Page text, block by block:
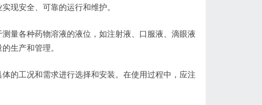
现安全、可靠的运行和维护。
各种药物溶液的液位，如注射液、口服液、滴眼液
生产和管理。
工况和需求进行选择和安装。在使用过程中，应注